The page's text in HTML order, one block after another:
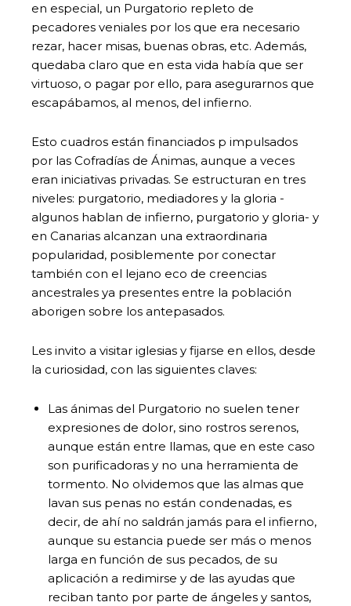
en especial, un Purgatorio repleto de
pecadores veniales por los que era necesario
rezar, hacer misas, buenas obras, etc. Además,
quedaba claro que en esta vida había que ser
virtuoso, o pagar por ello, para asegurarnos que
escapábamos, al menos, del infierno.
Esto cuadros están financiados p impulsados
por las Cofradías de Ánimas, aunque a veces
eran iniciativas privadas. Se estructuran en tres
niveles: purgatorio, mediadores y la gloria -
algunos hablan de infierno, purgatorio y gloria- y
en Canarias alcanzan una extraordinaria
popularidad, posiblemente por conectar
también con el lejano eco de creencias
ancestrales ya presentes entre la población
aborigen sobre los antepasados.
Les invito a visitar iglesias y fijarse en ellos, desde
la curiosidad, con las siguientes claves:
Las ánimas del Purgatorio no suelen tener
expresiones de dolor, sino rostros serenos,
aunque están entre llamas, que en este caso
son purificadoras y no una herramienta de
tormento. No olvidemos que las almas que
lavan sus penas no están condenadas, es
decir, de ahí no saldrán jamás para el infierno,
aunque su estancia puede ser más o menos
larga en función de sus pecados, de su
aplicación a redimirse y de las ayudas que
reciban tanto por parte de ángeles y santos,